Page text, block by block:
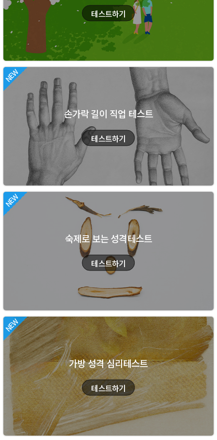
손가락 길이 직업 테스트
숙제로 보는 성격테스트
가방 성격 심리테스트